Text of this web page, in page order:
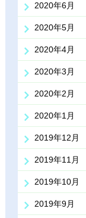
2020年6月
2020年5月
2020年4月
2020年3月
2020年2月
2020年1月
2019年12月
2019年11月
2019年10月
2019年9月